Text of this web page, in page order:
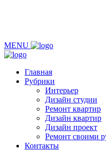
MENU
Главная
Рубрики
Интерьер
Дизайн студии
Ремонт квартир
Дизайн квартир
Дизайн проект
Ремонт своими
Контакты